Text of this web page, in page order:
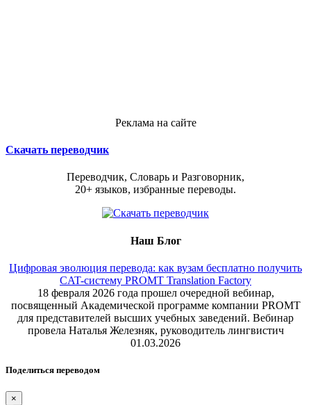
Реклама на сайте
Скачать переводчик
Переводчик, Словарь и Разговорник,
20+ языков, избранные переводы.
Наш Блог
Цифровая эволюция перевода: как вузам бесплатно получить
CAT-систему PROMT Translation Factory
18 февраля 2026 года прошел очередной вебинар,
посвященный Академической программе компании PROMT
для представителей высших учебных заведений. Вебинар
провела Наталья Железняк, руководитель лингвистич
01.03.2026
Поделиться переводом
×